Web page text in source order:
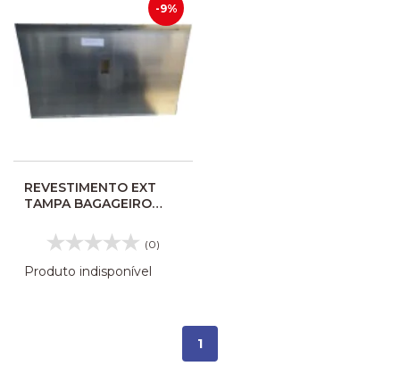
-9%
REVESTIMENTO EXT
TAMPA BAGAGEIRO
10679736
(0)
Produto indisponível
1